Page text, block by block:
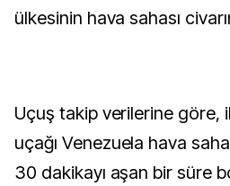
ülkesinin hava sahası
Uçuş takip verilerine göre,
uçağı Venezuela hava
30 dakikayı aşan bir süre